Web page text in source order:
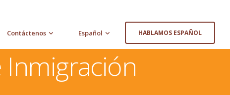
Contáctenos Español HABLAMOS ESPAÑOL